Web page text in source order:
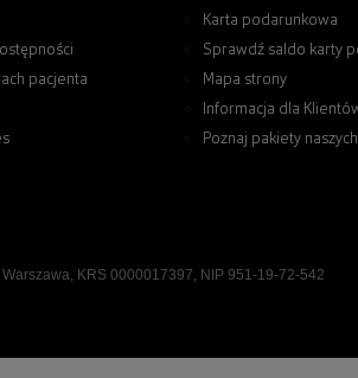
pacjenta
Karta podarunkowa
Sprawdź saldo karty
Mapa strony
Informacja dla
Poznaj pakiety
KRS 0000017397, NIP 951-19-72-542